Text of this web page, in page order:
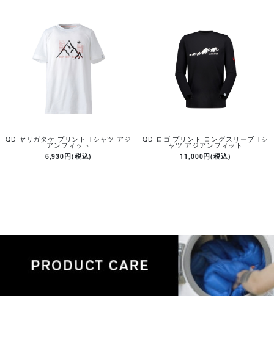
QD ヤリガタケ プリント Tシャツ アジ
アンフィット
6,930円(税込)
QD ロゴ プリント ロングスリーブ Tシ
ャツ アジアンフィット
11,000円(税込)